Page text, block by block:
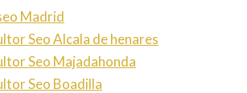
Madrid
Seo Alcala de henares
Seo Majadahonda
Seo Boadilla